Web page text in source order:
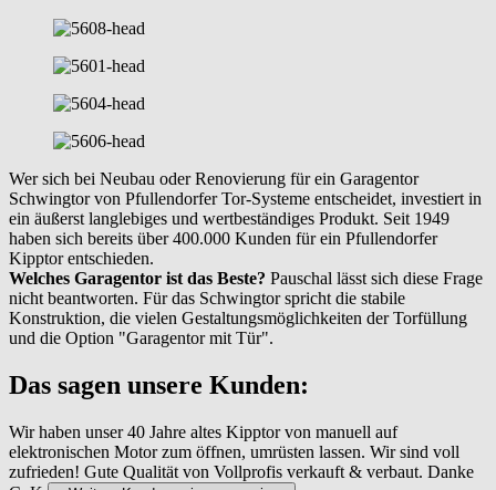
Wer sich bei Neubau oder Renovierung für ein Garagentor
Schwingtor von Pfullendorfer Tor-Systeme entscheidet, investiert in
ein äußerst langlebiges und wertbeständiges Produkt. Seit 1949
haben sich bereits über 400.000 Kunden für ein Pfullendorfer
Kipptor entschieden.
Welches Garagentor ist das Beste? Pauschal lässt sich diese Frage
nicht beantworten. Für das Schwingtor spricht die stabile
Konstruktion, die vielen Gestaltungsmöglichkeiten der Torfüllung
und die Option "Garagentor mit Tür".
Das sagen unsere Kunden:
Wir haben unser 40 Jahre altes Kipptor von manuell auf
elektronischen Motor zum öffnen, umrüsten lassen. Wir sind voll
zufrieden! Gute Qualität von Vollprofis verkauft & verbaut. Danke